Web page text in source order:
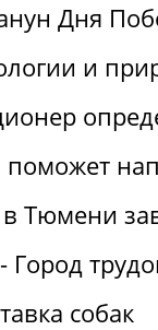
Дня
и
поможет
Тюмени
собак